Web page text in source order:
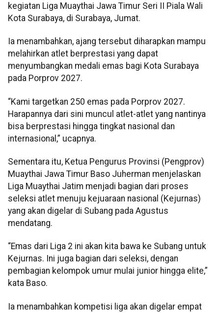
kegiatan Liga Muaythai Jawa Timur Seri II Piala Wali
Kota Surabaya, di Surabaya, Jumat.
Ia menambahkan, ajang tersebut diharapkan mampu
melahirkan atlet berprestasi yang dapat
menyumbangkan medali emas bagi Kota Surabaya
pada Porprov 2027.
“Kami targetkan 250 emas pada Porprov 2027.
Harapannya dari sini muncul atlet-atlet yang nantinya
bisa berprestasi hingga tingkat nasional dan
internasional,” ucapnya.
Sementara itu, Ketua Pengurus Provinsi (Pengprov)
Muaythai Jawa Timur Baso Juherman menjelaskan
Liga Muaythai Jatim menjadi bagian dari proses
seleksi atlet menuju kejuaraan nasional (Kejurnas)
yang akan digelar di Subang pada Agustus
mendatang.
“Emas dari Liga 2 ini akan kita bawa ke Subang untuk
Kejurnas. Ini juga bagian dari seleksi, dengan
pembagian kelompok umur mulai junior hingga elite,”
kata Baso.
Ia menambahkan kompetisi liga akan digelar empat